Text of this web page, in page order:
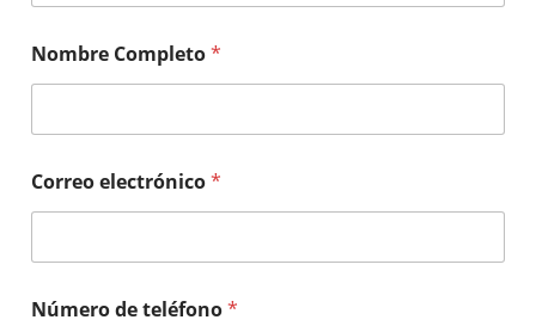
Nombre Completo*
Correo electrónico*
Número de teléfono*